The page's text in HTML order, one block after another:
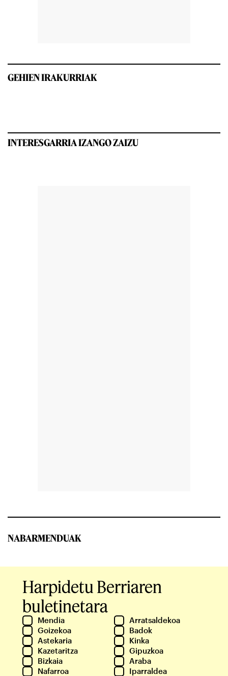
GEHIEN IRAKURRIAK
INTERESGARRIA IZANGO ZAIZU
NABARMENDUAK
Harpidetu Berriaren
buletinetara
Mendia
Arratsaldekoa
Goizekoa
Badok
Astekaria
Kinka
Kazetaritza
Gipuzkoa
Bizkaia
Araba
Nafarroa
Iparraldea